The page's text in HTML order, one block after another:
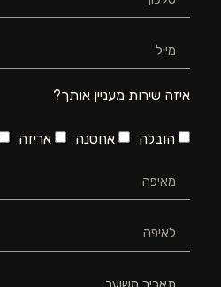
איזה שירות מעניין אותך?
הובלה אחסנה אריזה